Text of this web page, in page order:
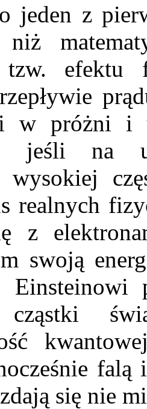
jeden z
niż
tzw. efektu
w próżni i
jeśli na
wysokiej
realnych
z
swoją
Einsteinowi
falą
się nie